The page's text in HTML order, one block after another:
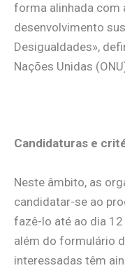
forma alinhada com
desenvolvimento
Desigualdades»,
Nações Unidas
Candidaturas e
Neste âmbito, as
candidatar-se ao
fazê-lo até ao dia
além do formulário
interessadas têm